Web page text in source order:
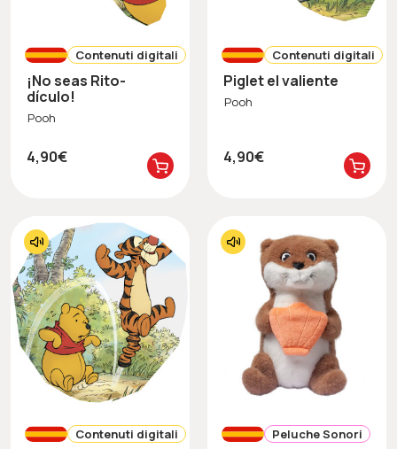
Contenuti digitali
¡No seas Rito-
dículo!
Pooh
4,90€
Contenuti digitali
Piglet el valiente
Pooh
4,90€
Contenuti digitali Peluche Sonori